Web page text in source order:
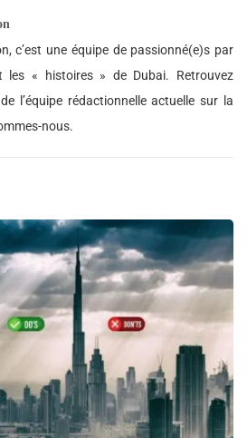
c’est une équipe de passionné(e)s par
les « histoires » de Dubai. Retrouvez
de l’équipe rédactionnelle actuelle sur la
nous.